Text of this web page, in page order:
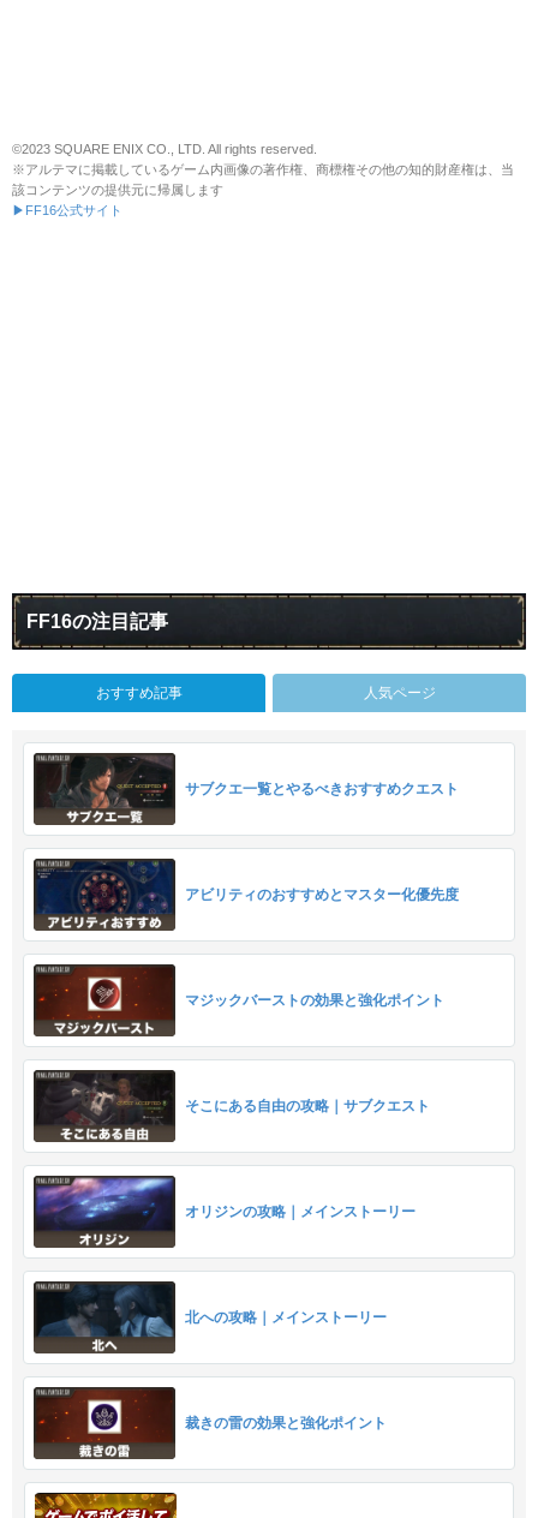
©2023 SQUARE ENIX CO., LTD. All rights reserved.
※アルテマに掲載しているゲーム内画像の著作権、商標権その他の知的財産権は、当
該コンテンツの提供元に帰属します
▶FF16公式サイト
FF16の注目記事
おすすめ記事 人気ページ
サブクエ一覧とやるべきおすすめクエスト
アビリティのおすすめとマスター化優先度
マジックバーストの効果と強化ポイント
そこにある自由の攻略｜サブクエスト
オリジンの攻略｜メインストーリー
北への攻略｜メインストーリー
裁きの雷の効果と強化ポイント